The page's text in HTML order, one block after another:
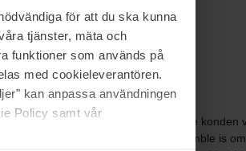
för att du ska kunna
tjänster, mäta och
funktioner som används på
med cookieleverantören.
kan anpassa användningen
Policy samt vår
waren op zoek naar producten die konden
De visie van Bumble and Bumble is